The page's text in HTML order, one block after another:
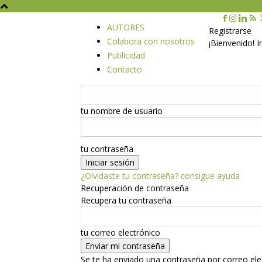
AUTORES
Colabora con nosotros
Publicidad
Contacto
Registrarse
¡Bienvenido!
tu nombre de usuario
tu contraseña
¿Olvidaste tu contraseña? consigue ayuda
Recuperación de contraseña
Recupera tu contraseña
tu correo electrónico
Se te ha enviado una contraseña por correo